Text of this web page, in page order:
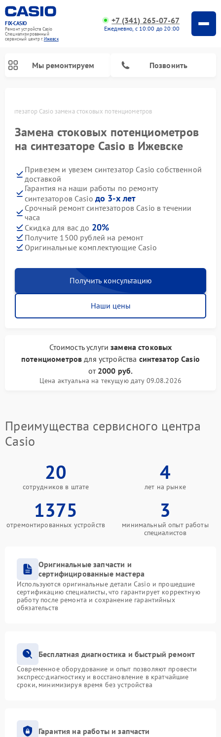
FIX-CASIO
Ремонт устройств Casio
Специализированный
cервисный центр г.Ижевск
+7 (341) 265-07-67
Ежедневно, с 10:00 до 20:00
Мы ремонтируем Позвонить
Синтезатор Casio замена стоковых потенциометров
Замена стоковых потенциометров
на синтезаторе Casio в Ижевске
Привезем и увезем синтезатор Casio собственной
доставкой
Гарантия на наши работы по ремонту
синтезаторов Casio до 3-х лет
Срочный ремонт синтезаторов Casio в течении
часа
Скидка для вас до 20%
Получите 1500 рублей на ремонт
Оригинальные комплектующие Casio
Получить консультацию
Наши цены
Стоимость услугизамена стоковых
потенциометров для устройства синтезатор Casio
от 2000 руб.
Цена актуальна на текущую дату 09.08.2026
Преимущества сервисного центра
Casio
20
сотрудников в штате
4
лет на рынке
1375
отремонтированных устройств
3
минимальный опыт работы
специалистов
Оригинальные запчасти и
сертифицированные мастера
Используются оригинальные детали Casio и прошедшие
сертификацию специалисты, что гарантирует корректную
работу после ремонта и сохранение гарантийных
обязательств
Бесплатная диагностика и быстрый ремонт
Современное оборудование и опыт позволяют провести
экспресс-диагностику и восстановление в кратчайшие
сроки, минимизируя время без устройства
Гарантия на работы и запчасти